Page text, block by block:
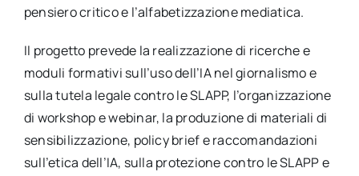
pensiero critico e l’alfabetizzazione mediatica.
Il progetto prevede la realizzazione di ricerche e
moduli formativi sull’uso dell’IA nel giornalismo e
sulla tutela legale contro le SLAPP, l’organizzazione
di workshop e webinar, la produzione di materiali di
sensibilizzazione, policy brief e raccomandazioni
sull’etica dell’IA, sulla protezione contro le SLAPP e